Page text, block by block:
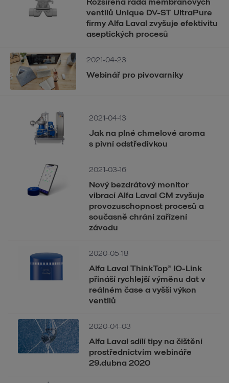
ventilů Unique DV-ST UltraPure
firmy Alfa Laval zvyšuje efektivitu
aseptických procesů
2021-04-23
Webinář pro pivovarníky
2021-04-13
Jak na plné chmelové aroma
s pivní odstředivkou
2021-03-16
Nový bezdrátový monitor
vibrací Alfa Laval CM zvyšuje
provozuschopnost procesů a
současně chrání zařízení
závodu
2020-05-18
Alfa Laval ThinkTop® IO-Link
přináší rychlejší výměnu dat v
reálném čase a vyšší výkon
ventilů
2020-04-03
Alfa Laval sdílí tipy na čištění
prostřednictvím webináře
29.dubna 2020